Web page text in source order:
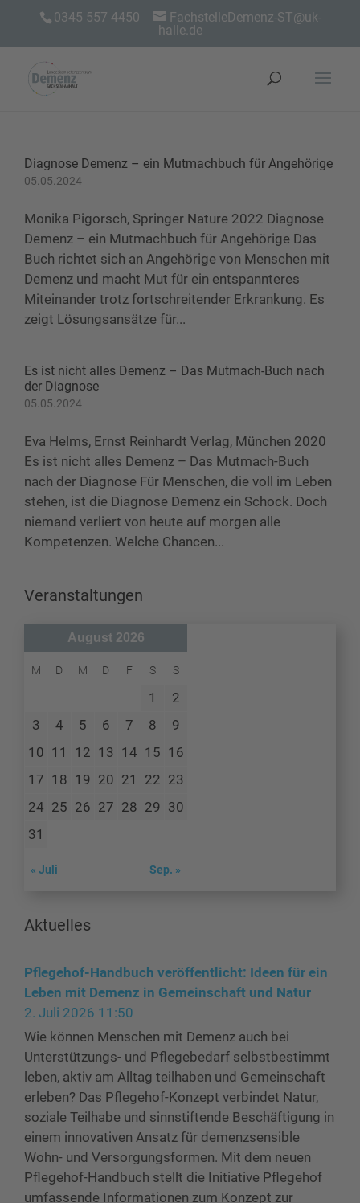
0345 557 4450
FachstelleDemenz-ST@uk-
halle.de
Diagnose Demenz – ein Mutmachbuch für Angehörige
05.05.2024
Monika Pigorsch, Springer Nature 2022 Diagnose
Demenz – ein Mutmachbuch für Angehörige Das
Buch richtet sich an Angehörige von Menschen mit
Demenz und macht Mut für ein entspannteres
Miteinander trotz fortschreitender Erkrankung. Es
zeigt Lösungsansätze für...
Es ist nicht alles Demenz – Das Mutmach-Buch nach
der Diagnose
05.05.2024
Eva Helms, Ernst Reinhardt Verlag, München 2020
Es ist nicht alles Demenz – Das Mutmach-Buch
nach der Diagnose Für Menschen, die voll im Leben
stehen, ist die Diagnose Demenz ein Schock. Doch
niemand verliert von heute auf morgen alle
Kompetenzen. Welche Chancen...
Veranstaltungen
August 2026
M D M D F S S
1
2
3
4 5 6 7 8
9
10 11 12 13 14 15 16
17 18 19 20 21 22 23
24 25 26 27 28 29 30
31
« Juli Sep. »
Aktuelles
Pflegehof-Handbuch veröffentlicht: Ideen für ein
Leben mit Demenz in Gemeinschaft und Natur
2. Juli 2026 11:50
Wie können Menschen mit Demenz auch bei
Unterstützungs- und Pflegebedarf selbstbestimmt
leben, aktiv am Alltag teilhaben und Gemeinschaft
erleben? Das Pflegehof-Konzept verbindet Natur,
soziale Teilhabe und sinnstiftende Beschäftigung in
einem innovativen Ansatz für demenzsensible
Wohn- und Versorgungsformen. Mit dem neuen
Pflegehof-Handbuch stellt die Initiative Pflegehof
umfassende Informationen zum Konzept zur